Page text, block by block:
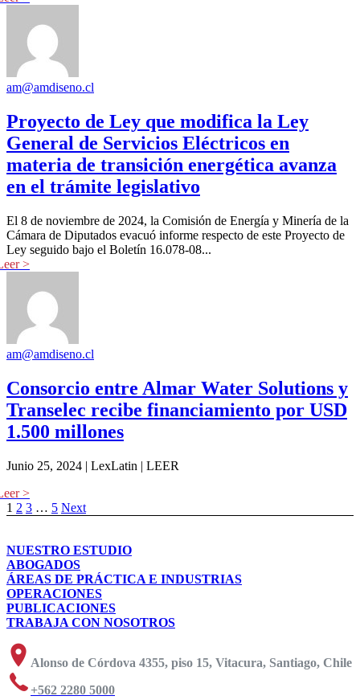
am@amdiseno.cl
Proyecto de Ley que modifica la Ley
General de Servicios Eléctricos en
materia de transición energética avanza
en el trámite legislativo
El 8 de noviembre de 2024, la Comisión de Energía y Minería de la
Cámara de Diputados evacuó informe respecto de este Proyecto de
Ley seguido bajo el Boletín 16.078-08...
am@amdiseno.cl
Consorcio entre Almar Water Solutions y
Transelec recibe financiamiento por USD
1.500 millones
Junio 25, 2024 | LexLatin | LEER
1 2 3 … 5 Next
NUESTRO ESTUDIO
ABOGADOS
ÁREAS DE PRÁCTICA E INDUSTRIAS
OPERACIONES
PUBLICACIONES
TRABAJA CON NOSOTROS
Alonso de Córdova 4355, piso 15, Vitacura, Santiago, Chile
+562 2280 5000